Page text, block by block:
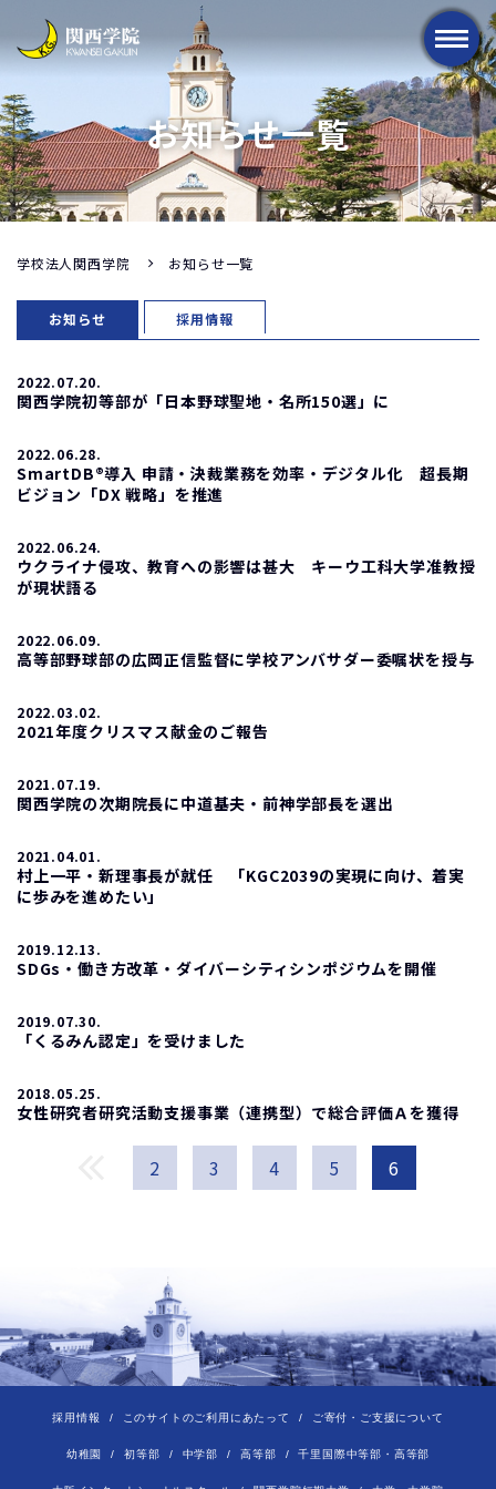
メニュー
お知らせ一覧
学校法人関西学院 お知らせ一覧
お知らせ 採用情報
2022.07.20.
関西学院初等部が「日本野球聖地・名所150選」に
2022.06.28.
SmartDB®導入 申請・決裁業務を効率・デジタル化 超長期
ビジョン「DX 戦略」を推進
2022.06.24.
ウクライナ侵攻、教育への影響は甚大 キーウ工科大学准教授
が現状語る
2022.06.09.
高等部野球部の広岡正信監督に学校アンバサダー委嘱状を授与
2022.03.02.
2021年度クリスマス献金のご報告
2021.07.19.
関西学院の次期院長に中道基夫・前神学部長を選出
2021.04.01.
村上一平・新理事長が就任 「KGC2039の実現に向け、着実
に歩みを進めたい」
2019.12.13.
SDGs・働き方改革・ダイバーシティシンポジウムを開催
2019.07.30.
「くるみん認定」を受けました
2018.05.25.
女性研究者研究活動支援事業（連携型）で総合評価Ａを獲得
2 3 4 5 6
採用情報 このサイトのご利用にあたって ご寄付・ご支援について
幼稚園 初等部 中学部 高等部 千里国際中等部・高等部